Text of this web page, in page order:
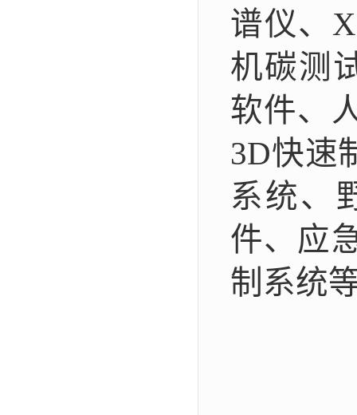
谱仪、
机碳测
软件、
3D快速
系统、
件、应
制系统